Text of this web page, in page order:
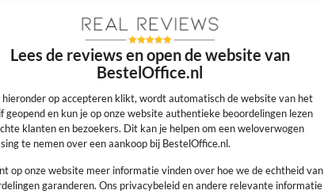
duidelijke handleiding en super
softwarelicenties nodig heeft!
beleid
Lees de reviews en open de website van
BestelOffice.nl
hieronder op accepteren klikt, wordt automatisch de website van het
geopend en kun je op onze website authentieke beoordelingen lezen
klanten en bezoekers. Dit kan je helpen om een weloverwogen
te nemen over een aankoop bij BestelOffice.nl.
op onze website meer informatie vinden over hoe we de echtheid van
garanderen. Ons privacybeleid en andere relevante informatie